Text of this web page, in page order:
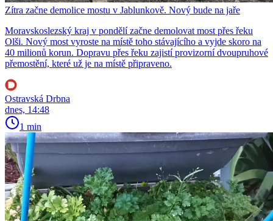
Zítra začne demolice mostu v Jablunkově. Nový bude na jaře
Moravskoslezský kraj v pondělí začne demolovat most přes řeku
Olši. Nový most vyroste na místě toho stávajícího a vyjde skoro na
40 milionů korun. Dopravu přes řeku zajistí provizorní dvoupruhové
přemostění, které už je na místě připraveno.
Ostravská Drbna
dnes, 14:48
1 min